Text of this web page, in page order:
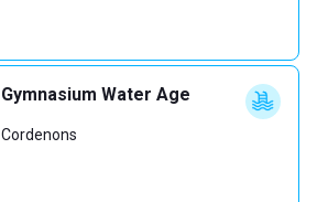
Gymnasium Water Age
Cordenons